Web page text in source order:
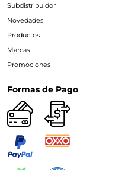
Subdistribuidor
Novedades
Productos
Marcas
Promociones
Formas de Pago